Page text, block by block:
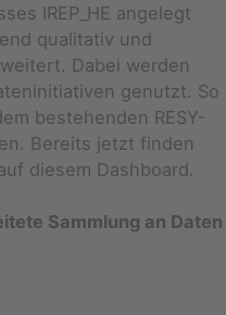
IREP_HE angelegt
qualitativ und
Dabei werden
genutzt. So
bestehenden RESY-
Bereits jetzt finden
diesem Dashboard.
Sammlung an Daten